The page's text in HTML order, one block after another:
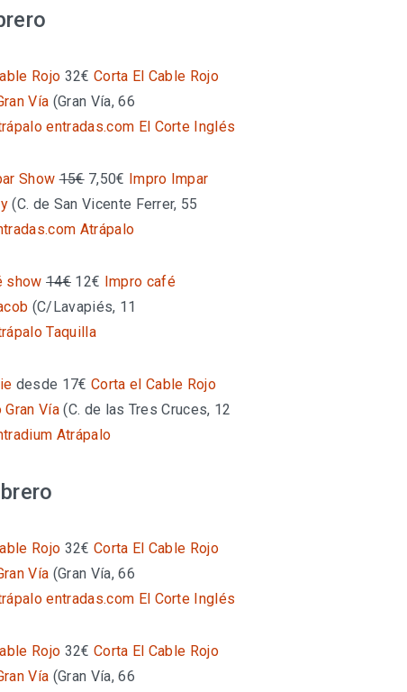
Rojo 32€ Corta El Cable Rojo
Vía (Gran Vía, 66
entradas.com El Corte Inglés
Show 15€7,50€ Impro Impar
(C. de San Vicente Ferrer, 55
Atrápalo
show 14€ 12€ Impro café
(C/Lavapiés, 11
Taquilla
desde 17€ Corta el Cable Rojo
Vía (C. de las Tres Cruces, 12
Atrápalo
Rojo 32€ Corta El Cable Rojo
Vía (Gran Vía, 66
entradas.com El Corte Inglés
Rojo 32€ Corta El Cable Rojo
Vía (Gran Vía, 66